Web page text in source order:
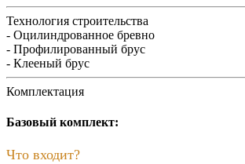
Технология строительства
- Оцилиндрованное бревно
- Профилированный брус
- Клееный брус
Комплектация
Базовый комплект:
Что входит?